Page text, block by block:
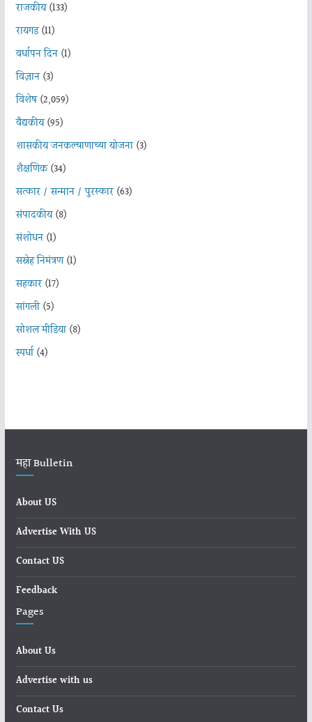
राजकीय(133)
रायगड(11)
वर्धापन दिन(1)
विज्ञान(3)
विशेष(2,059)
वैद्यकीय(95)
शासकीय जनकल्याणाच्या योजना(3)
शैक्षणिक(34)
सत्कार / सन्मान / पुरस्कार(63)
संपादकीय(8)
संशोधन(1)
सस्नेह निमंत्रण(1)
सहकार(17)
सांगली(5)
सोशल मीडिया(8)
स्पर्धा(4)
महा Bulletin
About US
Advertise With US
Contact US
Feedback
Pages
About Us
Advertise with us
Contact Us